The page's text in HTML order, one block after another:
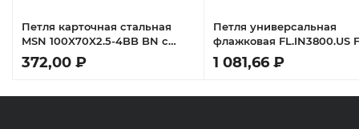
Петля карточная стальная
MSN 100X70X2.5-4BB BN с
подшипником универсальная,
врезная на круглой оси, вес
никель
372,00 ₽
Петля универсальная
флажковая FL.IN3800.US
флорентийское золото
1 081,66 ₽